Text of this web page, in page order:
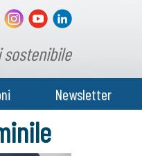
sostenibile
Newsletter